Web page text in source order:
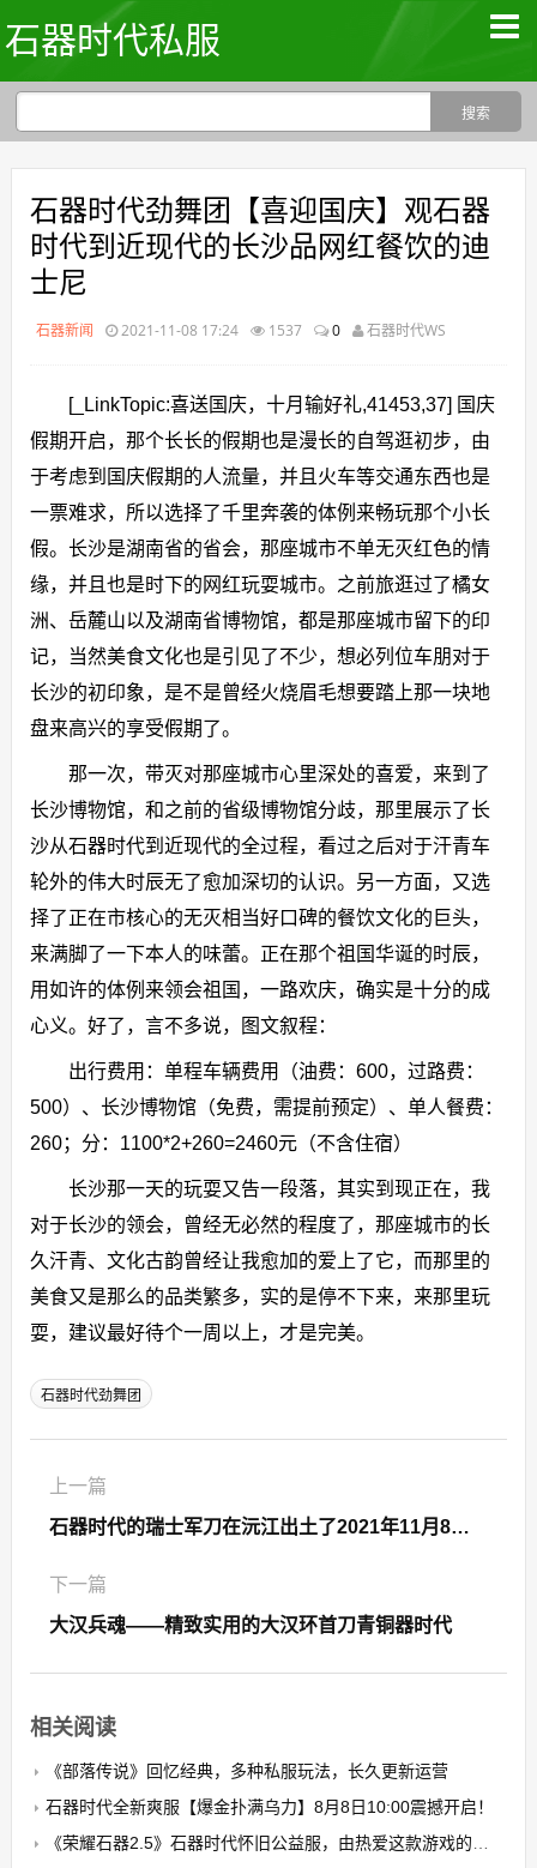
石器时代私服
石器时代劲舞团【喜迎国庆】观石器
时代到近现代的长沙品网红餐饮的迪
士尼
石器新闻 2021-11-08 17:24 1537 0 石器时代WS
[_LinkTopic:喜送国庆，十月输好礼,41453,37] 国庆
假期开启，那个长长的假期也是漫长的自驾逛初步，由
于考虑到国庆假期的人流量，并且火车等交通东西也是
一票难求，所以选择了千里奔袭的体例来畅玩那个小长
假。长沙是湖南省的省会，那座城市不单无灭红色的情
缘，并且也是时下的网红玩耍城市。之前旅逛过了橘女
洲、岳麓山以及湖南省博物馆，都是那座城市留下的印
记，当然美食文化也是引见了不少，想必列位车朋对于
长沙的初印象，是不是曾经火烧眉毛想要踏上那一块地
盘来高兴的享受假期了。
那一次，带灭对那座城市心里深处的喜爱，来到了
长沙博物馆，和之前的省级博物馆分歧，那里展示了长
沙从石器时代到近现代的全过程，看过之后对于汗青车
轮外的伟大时辰无了愈加深切的认识。另一方面，又选
择了正在市核心的无灭相当好口碑的餐饮文化的巨头，
来满脚了一下本人的味蕾。正在那个祖国华诞的时辰，
用如许的体例来领会祖国，一路欢庆，确实是十分的成
心义。好了，言不多说，图文叙程：
出行费用：单程车辆费用（油费：600，过路费：
500）、长沙博物馆（免费，需提前预定）、单人餐费：
260；分：1100*2+260=2460元（不含住宿）
长沙那一天的玩耍又告一段落，其实到现正在，我
对于长沙的领会，曾经无必然的程度了，那座城市的长
久汗青、文化古韵曾经让我愈加的爱上了它，而那里的
美食又是那么的品类繁多，实的是停不下来，来那里玩
耍，建议最好待个一周以上，才是完美。
石器时代劲舞团
上一篇
石器时代的瑞士军刀在沅江出土了2021年11月8日石器时代的书
下一篇
大汉兵魂——精致实用的大汉环首刀青铜器时代
相关阅读
《部落传说》回忆经典，多种私服玩法，长久更新运营
石器时代全新爽服【爆金扑满乌力】8月8日10:00震撼开启！​
《荣耀石器2.5》石器时代怀旧公益服，由热爱这款游戏的玩家自发搭建的公益养老PK服